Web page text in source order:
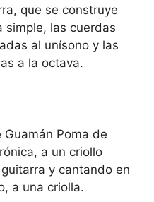
que se construye
simple, las cuerdas
al unísono y las
a la octava.
Guamán Poma de
a un criollo
y cantando en
a una criolla.